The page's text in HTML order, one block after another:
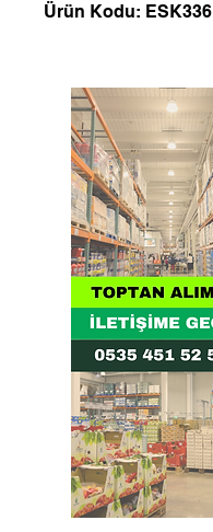
Ürün Kodu: ESK336